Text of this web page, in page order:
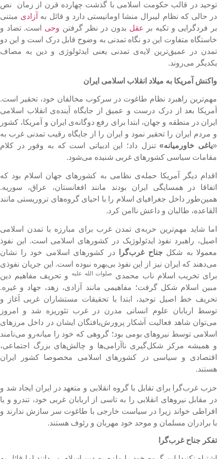
در قالب حکومت اسلامی با گذشت چهارده قرن از زمان نص
حالی که نظام لیبرال منشا اومانیستی دارد و قائل به
آزادیمبتنی
فردگرایی و تکیه بر
عقلبدون در نظر گرفتن وحی است. تضاد و
متفاوت این دو نگاه تمدنی به وضوح قابل درک است و این دو
در عمیق‌ترین لایه‌ی تمدنی یعنی ایدئولوژی و دین به مصاف
می‌روند.
آمریکا به میلاد انقلاب اسلامی ایران
راهبرد نظام طاغوت در سرکوب مخالفان خود، تحقیر است.
بعد از درک درست و عمیق از جایگاه آینده‌ی انقلاب اسلامی
در منطقه و جهان، ابتدا برای رفع دوگانه‌ی ایران و آمریکا، کشور
مردم ایران را تحقیر نمود و ایران را از جایگاه رقیب تمدنی غرب به
یاغی خاورمیانه»تنزل داد؛ این ادبیاتی است که به وفور در کلام
سیاسی کشورهای غربی شنیده می‌شود.
دیگر آمریکا حمله‌ی نظامی به کشورهای جهان اسلام بود که
در همسایگی ایران بودند مانند افغانستان، عراق، سوریه.
داخل جغرافیای اسلام را با احیای گروه‌های تروریستی مانند
طالبان و داعش ناامن کرد.
شاید مهم‌ترین حربه‌ی تمدن غرب برای مبارزه با تمدن اسلامی
راهبرد نفوذ ایدئولوژیک در کشورهای اسلامی است. این نفوذ
به شکل جناح غرب‌گرا
در کشورهای اسلامی خود را نشان
که ایران نیز از این نفوذ بی‌بهره نبوده است. این جریان نفوذی
تخریب اسلام ناب محمدی صلوات الله علیهو تحریف مفاهیم دین
اسلام شکل گرفت؛ مفاهیمی مانند آزادی، زهد، جهاد و غیره.
خط اصیل توحید، ابتدا با تحقیقات مستشاران غربی آغاز و
اربابان علوم انسانی مدرن در غرب تئوریزه شد و امروز
شاهد فعالیت آشکار پرورش‌یافتگان ایشان در داخل مرزهای
توسط نیروهای بومی بود؛ گروهی که خود را میانه‌رو می‌نامند
همیشه مرکز شکل‌گیری ناآرامی‌ها و چالش‌های بزرگ اجتماعی،
و سیاسی در کشورهای اسلامی مخصوصا کشور ایران
غرب‌گرا برای تقابل با گروه انقلابی و متعهد در ایران ایجاد شد و
مقابل نیروهای انقلابی را به تاسی از اربابان غربی خود، تندرو و یا
خواند زیرا در سیاست خارجی با طاغوت سر سازش ندارند و
برادران مسلمان و موحد خود مهربان و رئوف هستند.
جناح غرب‌گرا